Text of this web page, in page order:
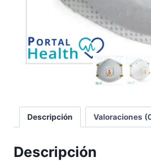
Descripción Valoraciones
Descripción